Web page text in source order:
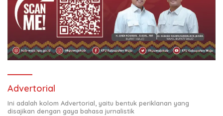
Advertorial
Ini adalah kolom Advertorial, yaitu bentuk periklanan yang
disajikan dengan gaya bahasa jurnalistik